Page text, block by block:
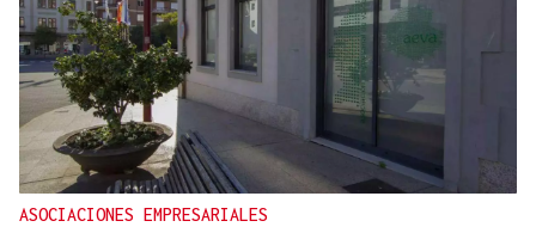
ASOCIACIONES EMPRESARIALES